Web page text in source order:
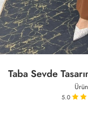
Taba Sevde
5.0